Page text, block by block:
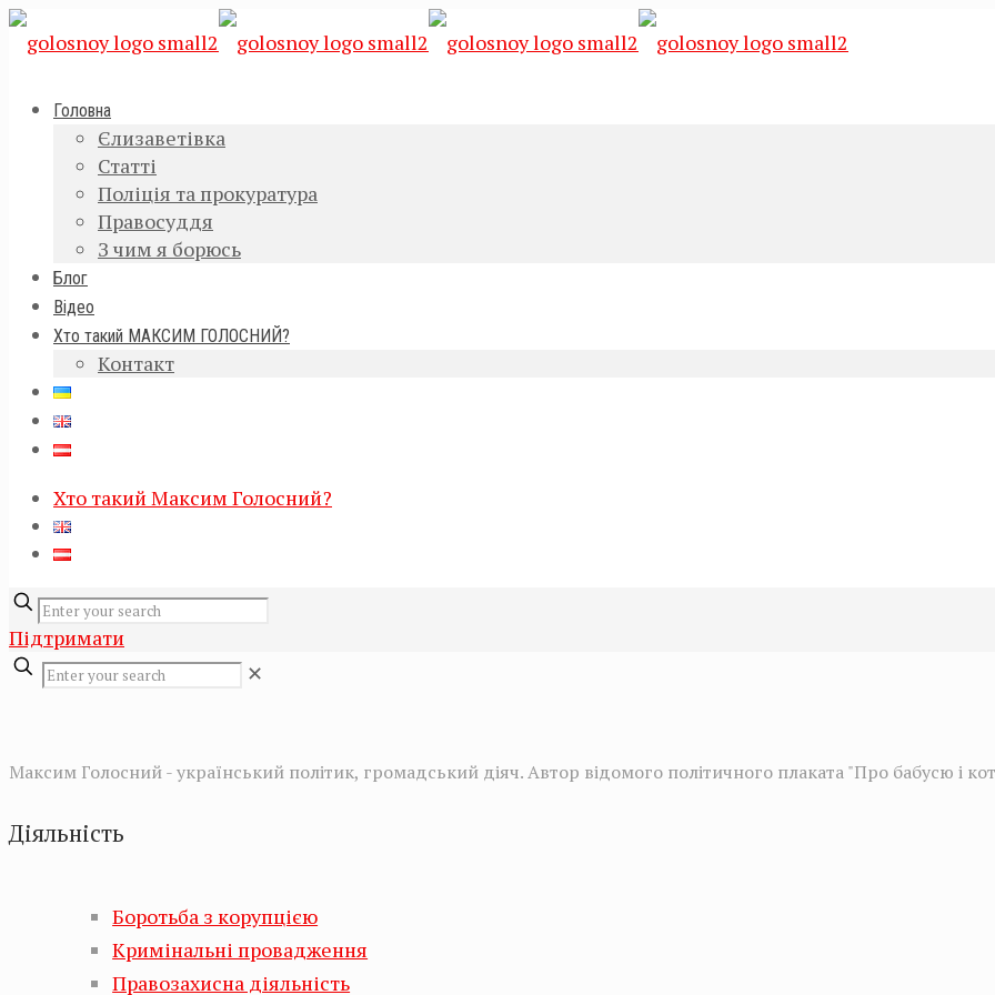
Головна
Єлизаветівка
Статті
Поліція та прокуратура
Правосуддя
З чим я борюсь
Блог
Відео
Хто такий МАКСИМ ГОЛОСНИЙ?
Контакт
Хто такий Максим Голосний?
Підтримати
✕
Максим Голосний - український політик, громадський діяч. Автор відомого політичного плаката "Про бабусю і
Діяльність
Боротьба з корупцією
Кримінальні провадження
Правозахисна діяльність